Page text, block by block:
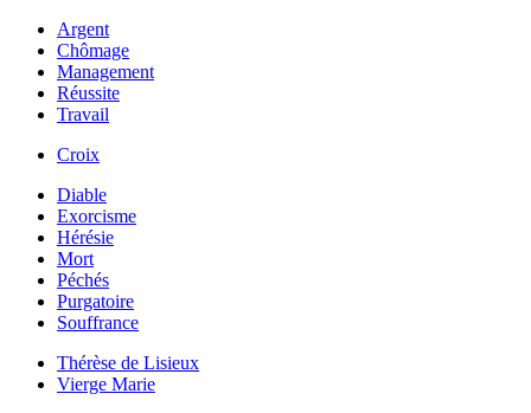
Argent
Chômage
Management
Réussite
Travail
Croix
Diable
Exorcisme
Hérésie
Mort
Péchés
Purgatoire
Souffrance
Thérèse de Lisieux
Vierge Marie